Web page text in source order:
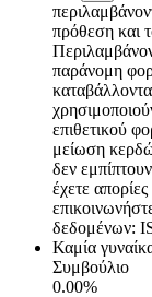
πρόθεση και
παράνομη
επιθετικού
μείωση
δεν
έχετε
δεδομένων:
Καμία
Συμβούλιο
0.00%